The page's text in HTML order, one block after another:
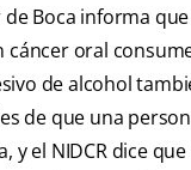
Boca informa que
cáncer oral
de alcohol
de que una
y el NIDCR dice